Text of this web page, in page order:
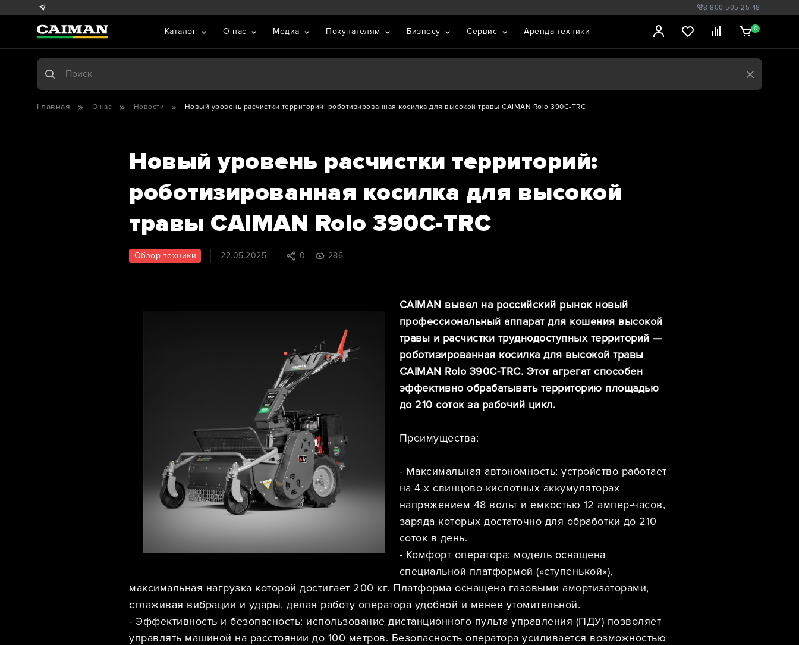
8 800 505-25-48
0
Каталог О нас Медиа Покупателям Бизнесу Сервис Аренда техники
Главная О нас Новости Новый уровень расчистки территорий: роботизированная косилка для высокой травы CAIMAN Rolo 390C-TRC
Новый уровень расчистки территорий:
роботизированная косилка для высокой
травы CAIMAN Rolo 390C-TRC
Обзор техники 22.05.2025 0 286
CAIMAN вывел на российский рынок новый
профессиональный аппарат для кошения высокой
травы и расчистки труднодоступных территорий —
роботизированная косилка для высокой травы
CAIMAN Rolo 390C-TRC. Этот агрегат способен
эффективно обрабатывать территорию площадью
до 210 соток за рабочий цикл.
Преимущества:
- Максимальная автономность: устройство работает
на 4-х свинцово-кислотных аккумуляторах
напряжением 48 вольт и емкостью 12 ампер-часов,
заряда которых достаточно для обработки до 210
соток в день.
- Комфорт оператора: модель оснащена
специальной платформой («ступенькой»),
максимальная нагрузка которой достигает 200 кг. Платформа оснащена газовыми амортизаторами,
сглаживая вибрации и удары, делая работу оператора удобной и менее утомительной.
- Эффективность и безопасность: использование дистанционного пульта управления (ПДУ) позволяет
управлять машиной на расстоянии до 100 метров. Безопасность оператора усиливается возможностью